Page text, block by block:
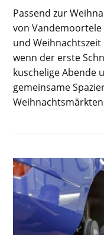
Passend zur
von Vandemoortele
und
wenn der erste
kuschelige Abende
gemeinsame